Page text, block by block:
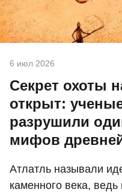
6 июл 2026
Секрет охоты
открыт:
разрушили
мифов
Атлатль называли
каменного века,